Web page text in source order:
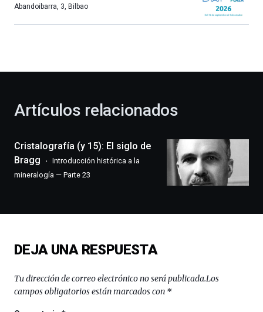
más,
celebración
novena
edición
de
que
la
ciudad
Abandoibarra, 3, Bilbao
Artículos relacionados
Cristalografía (y 15): El siglo de
Bragg
Introducción histórica a la
mineralogía — Parte 23
DEJA UNA RESPUESTA
Tu dirección de correo electrónico no será publicada.Los
campos obligatorios están marcados con *